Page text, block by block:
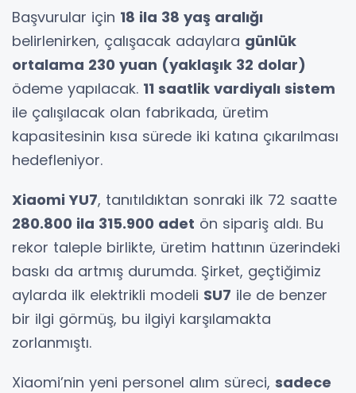
Başvurular için 18 ila 38 yaş aralığı
belirlenirken, çalışacak adaylara günlük
ortalama 230 yuan (yaklaşık 32 dolar)
ödeme yapılacak. 11 saatlik vardiyalı sistem
ile çalışılacak olan fabrikada, üretim
kapasitesinin kısa sürede iki katına çıkarılması
hedefleniyor.
Xiaomi YU7, tanıtıldıktan sonraki ilk 72 saatte
280.800 ila 315.900 adet ön sipariş aldı. Bu
rekor taleple birlikte, üretim hattının üzerindeki
baskı da artmış durumda. Şirket, geçtiğimiz
aylarda ilk elektrikli modeli SU7 ile de benzer
bir ilgi görmüş, bu ilgiyi karşılamakta
zorlanmıştı.
Xiaomi’nin yeni personel alım süreci, sadece